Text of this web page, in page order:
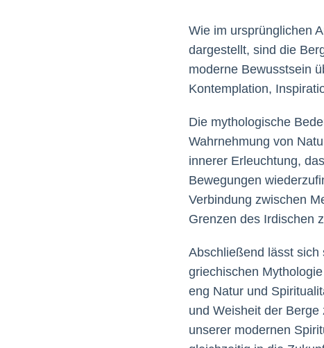
Wie im ursprünglichen
dargestellt, sind die
moderne Bewusstsein
Kontemplation,
Die mythologische
Wahrnehmung von
innerer Erleuchtung,
Bewegungen
Verbindung zwischen
Grenzen des Irdischen
Abschließend lässt sich
griechischen
eng Natur und
und Weisheit der
unserer modernen